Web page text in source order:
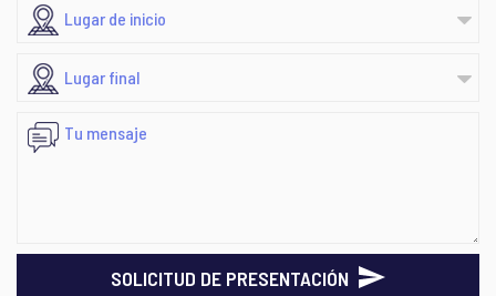
SOLICITUD DE PRESENTACIÓN